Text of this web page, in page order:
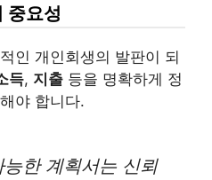
중요성
인 개인회생의 발판이 되
득, 지출 등을 명확하게 정
야 합니다.
한 계획서는 신뢰